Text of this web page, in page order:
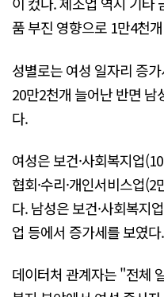
품 부진 영향으로 1만4천
성별로는 여성 일자리 증
20만2천개 늘어난 반면
다.
여성은 보건·사회복지업
협회·수리·개인서비스업
다. 남성은 보건·사회복지
업 등에서 증가세를 보였다.
데이터처 관계자는 "전체